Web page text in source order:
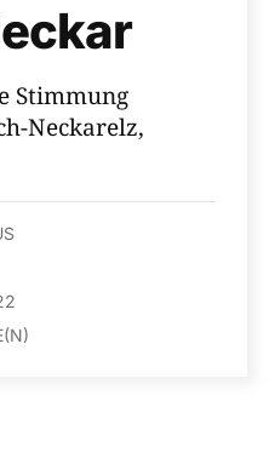
Stimmung
Neckarelz,